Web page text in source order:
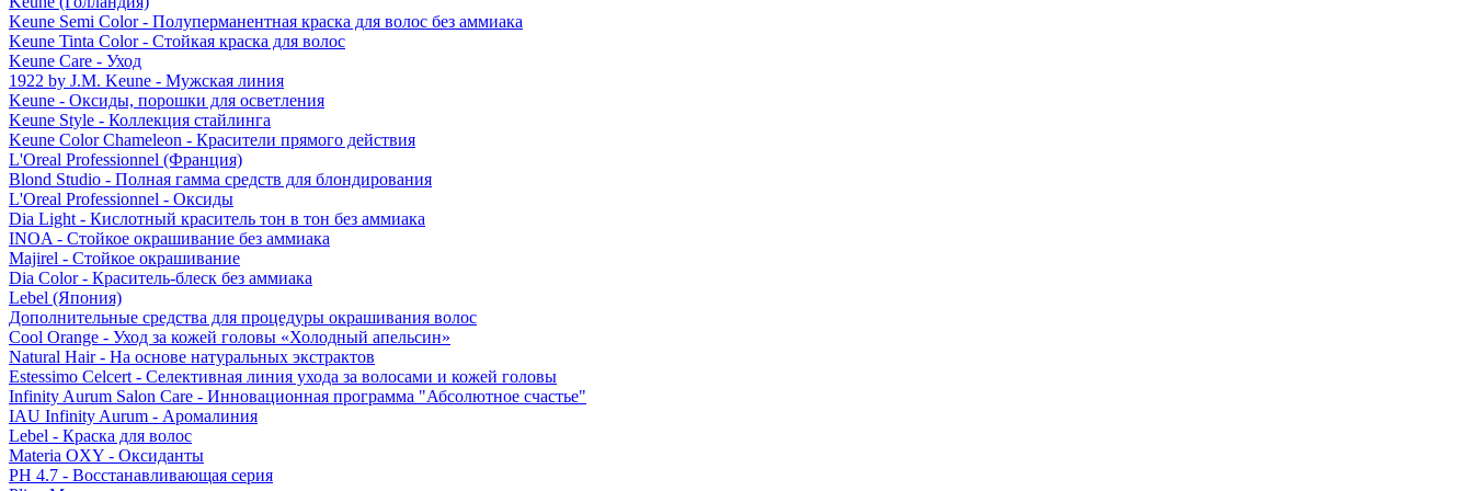
Keune Semi Color - Полуперманентная краска для волос без аммиака
Keune Tinta Color - Стойкая краска для волос
Keune Care - Уход
1922 by J.M. Keune - Мужская линия
Keune - Оксиды, порошки для осветления
Keune Style - Коллекция стайлинга
Keune Color Chameleon - Красители прямого действия
L'Oreal Professionnel (Франция)
Blond Studio - Полная гамма средств для блондирования
L'Oreal Professionnel - Оксиды
Dia Light - Кислотный краситель тон в тон без аммиака
INOA - Стойкое окрашивание без аммиака
Majirel - Стойкое окрашивание
Dia Color - Краситель-блеск без аммиака
Lebel (Япония)
Дополнительные средства для процедуры окрашивания волос
Cool Orange - Уход за кожей головы «Холодный апельсин»
Natural Hair - На основе натуральных экстрактов
Estessimo Celcert - Селективная линия ухода за волосами и кожей головы
Infinity Aurum Salon Care - Инновационная программа "Абсолютное счастье"
IAU Infinity Aurum - Аромалиния
Lebel - Краска для волос
Materia OXY - Оксиданты
PH 4.7 - Восстанавливающая серия